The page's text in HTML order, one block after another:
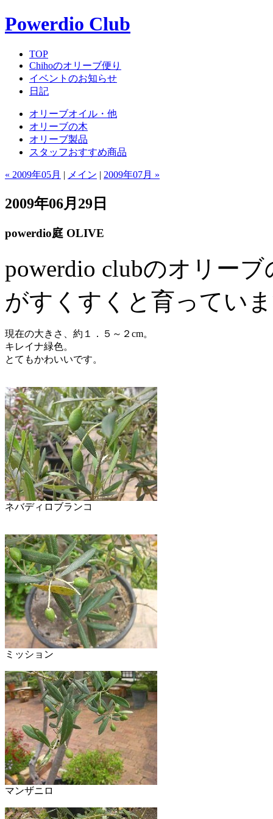
Powerdio Club
TOP
Chihoのオリーブ便り
イベントのお知らせ
日記
オリーブオイル・他
オリーブの木
オリーブ製品
スタッフおすすめ商品
« 2009年05月 | メイン | 2009年07月 »
2009年06月29日
powerdio庭 OLIVE
powerdio clubのオリー
がすくすくと育ってい
現在の大きさ、約１．５～２cm。
キレイナ緑色。
とてもかわいいです。
ネバディロブランコ
ミッション
マンザニロ